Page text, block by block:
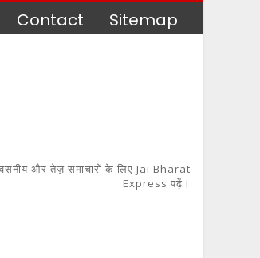
Contact Sitemap
और तेज़ समाचारों के लिए Jai Bharat
Express पढ़ें।